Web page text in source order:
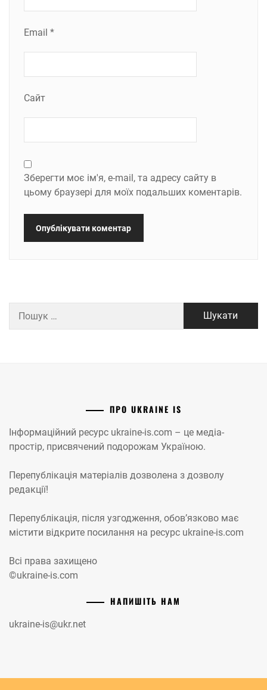
Email *
Сайт
Зберегти моє ім'я, e-mail, та адресу сайту в
цьому браузері для моїх подальших коментарів.
ПРО UKRAINE IS
Інформаційний ресурс ukraine-is.com – це медіа-
простір, присвячений подорожам Україною.
Перепублікація матеріалів дозволена з дозволу
редакції!
Перепублікація, після узгодження, обов’язково має
містити відкрите посилання на ресурс ukraine-is.com
Всі права захищено
©ukraine-is.com
НАПИШІТЬ НАМ
ukraine-is@ukr.net